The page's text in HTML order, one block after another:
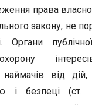
права
закону, не
Органи
наймачів від
і безпеці (ст.